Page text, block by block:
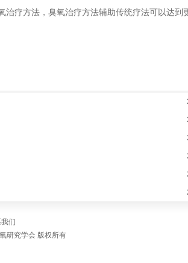
疗方法，臭氧治疗方法辅助传统疗法可以达到
们
研究学会 版权所有